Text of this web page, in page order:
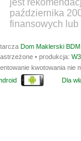
jest
października
finansowych lub
Dom Maklerski
• produkcja:
kwotowania
Dla